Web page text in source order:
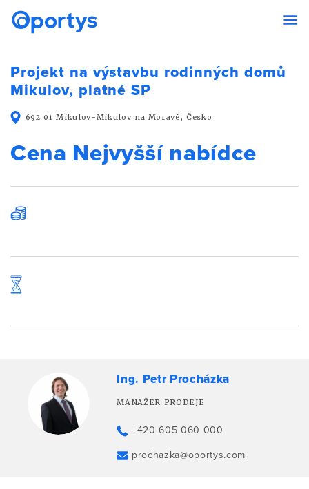
Projekt na výstavbu rodinných domů
Mikulov, platné SP
692 01 Mikulov-Mikulov na Moravě, Česko
Cena Nejvyšší nabídce
Ing. Petr Procházka
MANAŽER PRODEJE
+420 605 060 000
prochazka@oportys.com